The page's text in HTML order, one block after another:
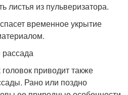
листья из пульверизатора.
временное укрытие
приводит также
Рано или поздно